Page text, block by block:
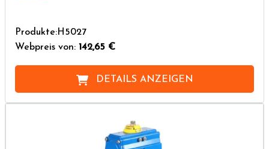
Produkte:H5027
Webpreis von: 142,65 €
DETAILS ANZEIGEN